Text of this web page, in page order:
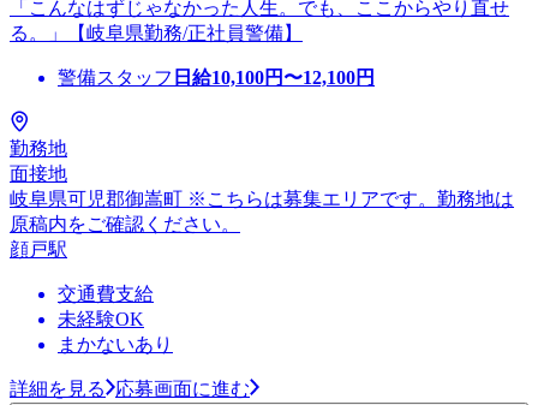
「こんなはずじゃなかった人生。でも、ここからやり直せ
る。」【岐阜県勤務/正社員警備】
警備スタッフ 日給10,100円〜12,100円
勤務地
面接地
岐阜県可児郡御嵩町 ※こちらは募集エリアです。勤務地は
原稿内をご確認ください。
顔戸駅
交通費支給
未経験OK
まかないあり
詳細を見る 応募画面に進む